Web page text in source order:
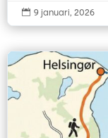
 9 januari, 2026